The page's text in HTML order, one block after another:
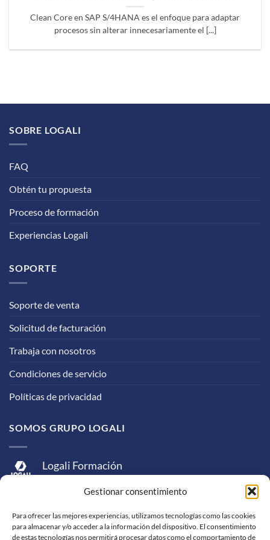
Gestionar consentimiento
Para ofrecer las mejores experiencias, utilizamos tecnologías como las cookies
para almacenar y/o acceder a la información del dispositivo. El consentimiento
de estas tecnologías nos permitirá procesar datos como el comportamiento de
Clean Core en SAP S/4HANA es el enfoque para adaptar
procesos sin alterar innecesariamente el [...]
SOBRE LOGALI
FAQ
Obtén tu propuesta
Proceso de formación
Experiencias Logali
SOPORTE
Soporte de venta
Solicitud de facturación
Trabaja con nosotros
Condiciones de servicio
Políticas de privacidad
SOMOS GRUPO LOGALI
Logali Formación
Logali Consultoría
Logali Ingeniería